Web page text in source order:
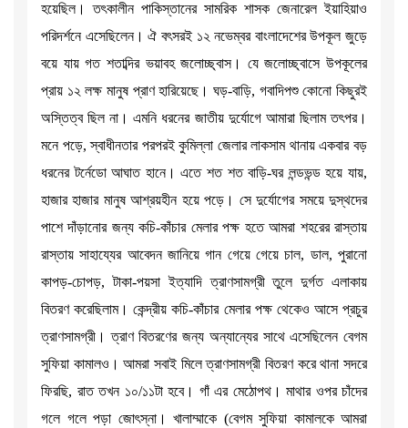
হয়েছিল। তৎকালীন পাকিস্তানের সামরিক শাসক জেনারেল ইয়াহিয়াও
পরিদর্শনে এসেছিলেন। ঐ বৎসরই ১২ নভেম্বর বাংলাদেশের উপকূল জুড়ে
বয়ে যায় গত শতাব্দির ভয়াবহ জলোচ্ছ্বাস। যে জলোচ্ছ্বাসে উপকূলের
প্রায় ১২ লক্ষ মানুষ প্রাণ হারিয়েছে। ঘড়-বাড়ি, গবাদিপশু কোনো কিছুরই
অস্তিত্ব ছিল না। এমনি ধরনের জাতীয় দুর্যোগে আমারা ছিলাম তৎপর।
মনে পড়ে, স্বাধীনতার পরপরই কুমিল্লা জেলার লাকসাম থানায় একবার বড়
ধরনের টর্নেডো আঘাত হানে। এতে শত শত বাড়ি-ঘর লন্ডভন্ড হয়ে যায়,
হাজার হাজার মানুষ আশ্রয়হীন হয়ে পড়ে। সে দুর্যোগের সময়ে দুস্থদের
পাশে দাঁড়ানোর জন্য কচি-কাঁচার মেলার পক্ষ হতে আমরা শহরের রাস্তায়
রাস্তায় সাহায্যের আবেদন জানিয়ে গান গেয়ে গেয়ে চাল, ডাল, পুরানো
কাপড়-চোপড়, টাকা-পয়সা ইত্যাদি ত্রাণসামগ্রী তুলে দুর্গত এলাকায়
বিতরণ করেছিলাম। কেন্দ্রীয় কচি-কাঁচার মেলার পক্ষ থেকেও আসে প্রচুর
ত্রাণসামগ্রী। ত্রাণ বিতরণের জন্য অন্যান্যের সাথে এসেছিলেন বেগম
সুফিয়া কামালও। আমরা সবাই মিলে ত্রাণসামগ্রী বিতরণ করে থানা সদরে
ফিরছি, রাত তখন ১০/১১টা হবে। গাঁ এর মেঠোপথ। মাথার ওপর চাঁদের
গলে গলে পড়া জোৎস্না। খালাম্মাকে (বেগম সুফিয়া কামালকে আমরা